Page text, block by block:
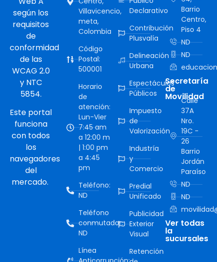
según los
requisitos
de
conformidad
de las
WCAG 2.0
y NTC
5854.
Este portal
funciona
con todos
los
navegadores
del
mercado.
Villavicencio,
meta,
Colombia
Código
Postal:
500001
Horario
de
atención:
Lun-Vier
7:45 am
a 12:00 m
| 1:00 pm
a 4:45
pm
Teléfono:
ND
Teléfono
conmutador:
ND
Línea
Declarativo
Contribución
Plusvalía
Delineación
Urbana
Espectáculos
Públicos
Impuesto
de
Valorización
Industría
y
Comercio
Predial
Unificado
Publicidad
Exterior
Visual
Retención
Barrio
Centro,
Piso 4
ND
ND
Secretaría
de
Movilidad
Calle
37A
Nro.
19C -
26
Barrio
Jordán
Paraíso
ND
ND
Ver todas
la
sucursales